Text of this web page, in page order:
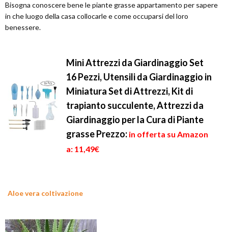
Bisogna conoscere bene le piante grasse appartamento per sapere
in che luogo della casa collocarle e come occuparsi del loro
benessere.
Mini Attrezzi da Giardinaggio Set
16 Pezzi, Utensili da Giardinaggio in
Miniatura Set di Attrezzi, Kit di
trapianto succulente, Attrezzi da
Giardinaggio per la Cura di Piante
grassePrezzo: in offerta su Amazon
a: 11,49€
Aloe vera coltivazione